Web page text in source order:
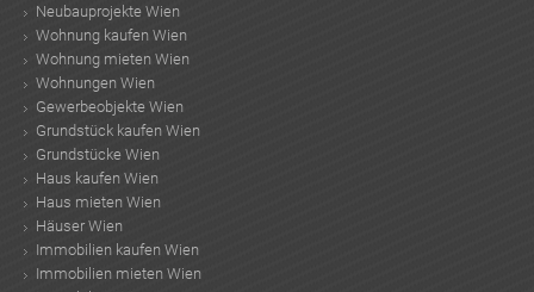
Neubauprojekte Wien
Wohnung kaufen Wien
Wohnung mieten Wien
Wohnungen Wien
Gewerbeobjekte Wien
Grundstück kaufen Wien
Grundstücke Wien
Haus kaufen Wien
Haus mieten Wien
Häuser Wien
Immobilien kaufen Wien
Immobilien mieten Wien